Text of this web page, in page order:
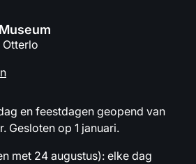
Otterlo
en feestdagen geopend van
Gesloten op 1 januari.
met 24 augustus): elke dag